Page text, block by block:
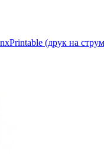
xPrintable (друк на